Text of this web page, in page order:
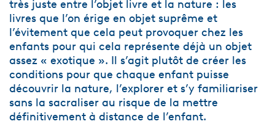
très juste entre l’objet livre et la nature : les
livres que l’on érige en objet suprême et
l’évitement que cela peut provoquer chez les
enfants pour qui cela représente déjà un objet
assez « exotique ». Il s’agit plutôt de créer les
conditions pour que chaque enfant puisse
découvrir la nature, l’explorer et s’y familiariser
sans la sacraliser au risque de la mettre
définitivement à distance de l’enfant.